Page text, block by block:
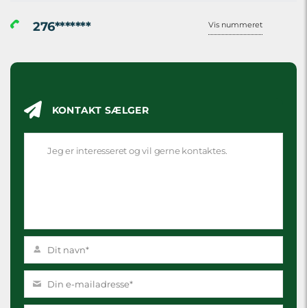
276******* Vis nummeret
KONTAKT SÆLGER